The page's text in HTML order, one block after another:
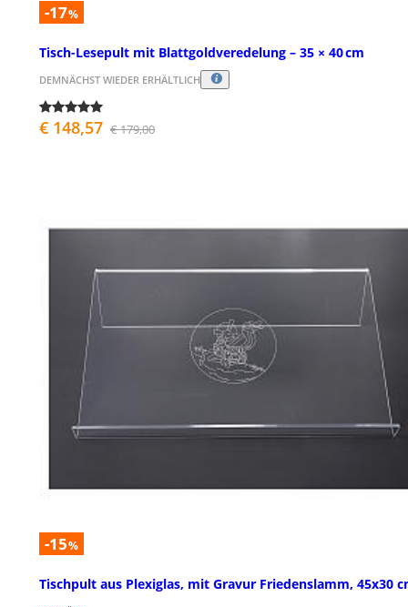
-17%
Tisch-Lesepult mit Blattgoldveredelung – 35 × 40 cm
DEMNÄCHST WIEDER ERHÄLTLICH
€ 148,57 € 179,00
-15%
Tischpult aus Plexiglas, mit Gravur Friedenslamm, 45x30